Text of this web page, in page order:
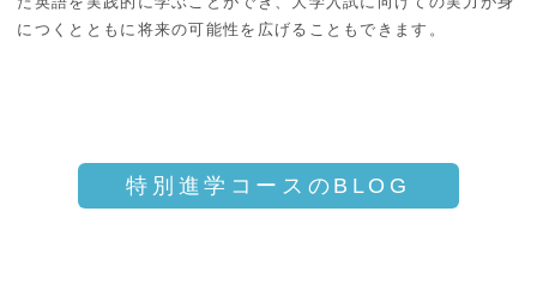
につくとともに将来の可能性を広げることもできます。
特別進学コースのBLOG